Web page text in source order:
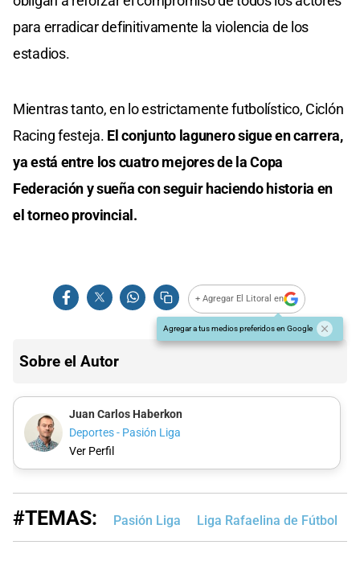
para erradicar definitivamente la violencia de los
estadios.
Mientras tanto, en lo estrictamente futbolístico, Ciclón
Racing festeja. El conjunto lagunero sigue en carrera,
ya está entre los cuatro mejores de la Copa
Federación y sueña con seguir haciendo historia en
el torneo provincial.
+ Agregar El Litoral en
Agregar a tus medios preferidos en Google
Sobre el Autor
Juan Carlos Haberkon
Deportes - Pasión Liga
Ver Perfil
#TEMAS: Pasión Liga Liga Rafaelina de Fútbol